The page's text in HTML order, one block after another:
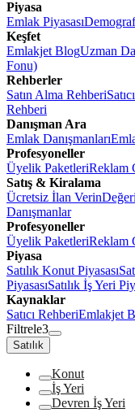
Piyasa
Emlak Piyasası
Keşfet
Emlakjet BlogUzman
Fonu)
Rehberler
Satın Alma Rehberi
Rehberi
Danışman Ara
Emlak Danışmanları
Profesyoneller
Üyelik PaketleriReklam
Satış & Kiralama
Ücretsiz İlan Verin
Danışmanlar
Profesyoneller
Üyelik PaketleriReklam
Piyasa
Satılık Konut Piyasası
PiyasasıSatılık İş Yeri
Kaynaklar
Satıcı RehberiEmlakjet
Filtrele3
Satılık
Konut
İş Yeri
Devren İş Yeri